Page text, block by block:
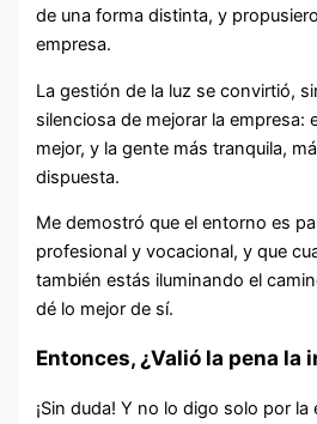
de una forma distinta, y
empresa.
La gestión de la luz se convirtió,
silenciosa de mejorar la empresa:
mejor, y la gente más tranquila,
dispuesta.
Me demostró que el entorno es
profesional y vocacional, y que
también estás iluminando el
dé lo mejor de sí.
Entonces, ¿Valió la pena la
¡Sin duda! Y no lo digo solo por